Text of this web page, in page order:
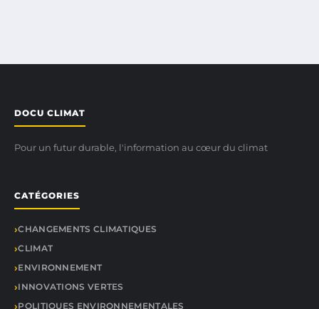
DOCU CLIMAT
Pour un futur durable, l'information au cœur du climat
CATÉGORIES
CHANGEMENTS CLIMATIQUES
CLIMAT
ENVIRONNEMENT
INNOVATIONS VERTES
POLITIQUES ENVIRONNEMENTALES